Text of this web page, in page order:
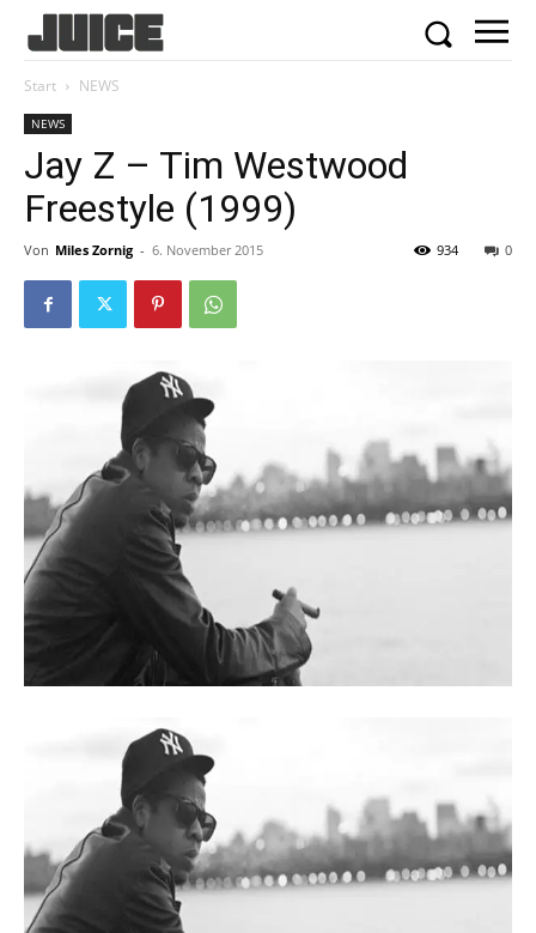
Start NEWS
NEWS
Jay Z – Tim Westwood
Freestyle (1999)
Von Miles Zornig - 6. November 2015 0
934